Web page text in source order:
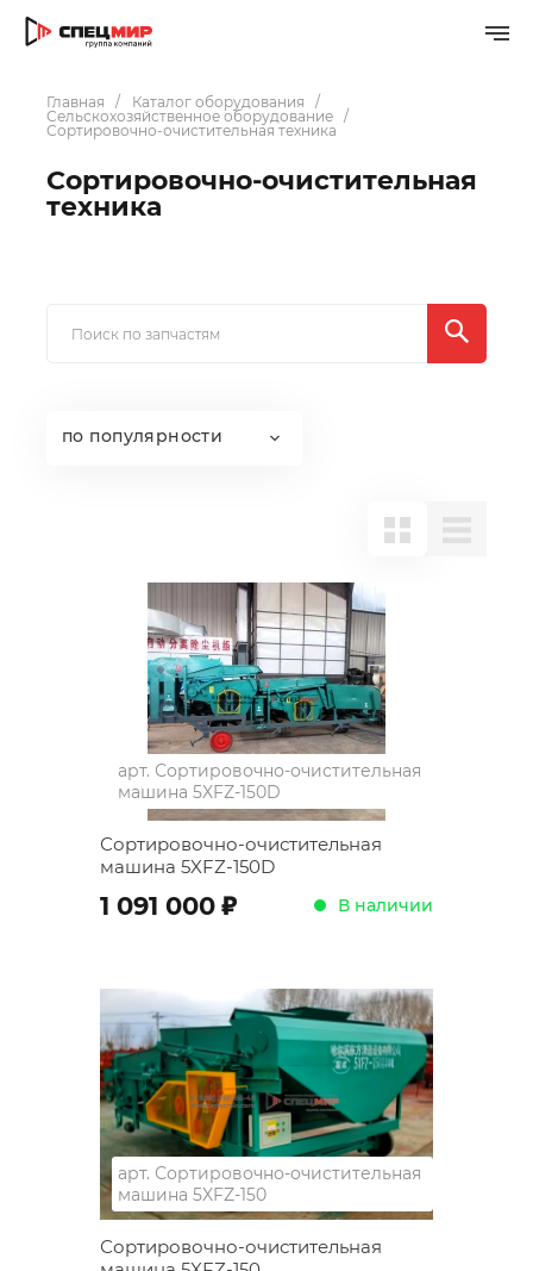
Главная
Каталог оборудования
Сельскохозяйственное оборудование
Сортировочно-очистительная техника
Сортировочно-очистительная
техника
по популярности
арт. Сортировочно-очистительная
машина 5XFZ-150D
Сортировочно-очистительная
машина 5XFZ-150D
1 091 000 ; В наличии
арт. Сортировочно-очистительная
машина 5XFZ-150
Сортировочно-очистительная